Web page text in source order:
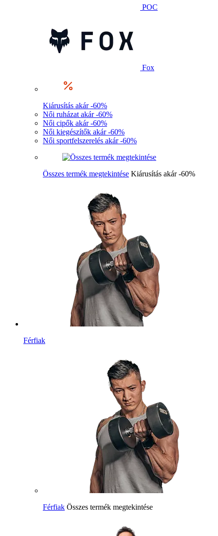
POC
Fox
Kiárusítás akár -60%
Női ruházat akár -60%
Női cipők akár -60%
Női kiegészítők akár -60%
Női sportfelszerelés akár -60%
Összes termék megtekintése Kiárusítás akár -60%
Férfiak
Férfiak Összes termék megtekintése